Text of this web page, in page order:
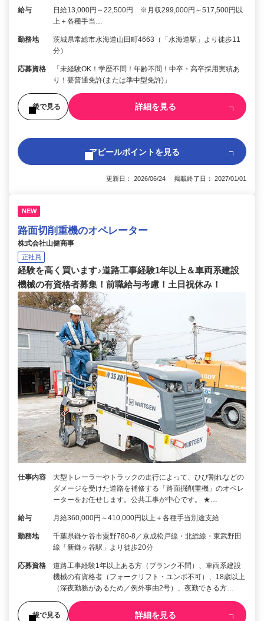
給与
日給13,000円～22,500円 ※月収299,000円～517,500円以
上＋各種手当…
勤務地
茨城県常総市水海道山田町4663（「水海道駅」より徒歩11
分）
応募資格
「未経験OK！学歴不問！年齢不問！中卒・高卒採用実績あ
り！要普通免許(または準中型免許)」
後で見る 詳細を見る
アピールポイントを見る
更新日： 2026/06/24 掲載終了日： 2027/01/01
NEW
路面切削重機のオペレーター
株式会社山健商事
正社員
経験を高く買います♪道路工事経験1年以上＆車両系建設
機械の有資格者募集！前職給与考慮！土日祝休み！
仕事内容
大型トレーラーやトラックの走行によって、ひび割れなどの
ダメージを受けた道路を補修する「路面掘削重機」のオペレ
ーターをお任せします。公共工事が中心です。 ★…
給与 月給360,000円～410,000円以上＋各種手当別途支給
勤務地
千葉県鎌ケ谷市粟野780-8／京成松戸線・北総線・東武野田
線「新鎌ヶ谷駅」より徒歩20分
応募資格
道路工事経験1年以上ある方（ブランク不問）、車両系建設
機械の有資格者（フォークリフト・ユンボ不可）、18歳以上
（深夜勤務があるため／例外事由2号）、夜勤できる方…
後で見る 詳細を見る